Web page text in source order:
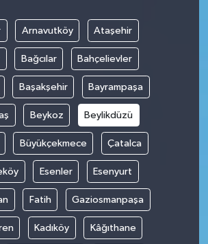
Arnavutköy Ataşehir
Bağcılar Bahçelievler
Başakşehir Bayrampaşa
Beykoz Beylikdüzü
Büyükçekmece Çatalca
Esenler Esenyurt
Fatih Gaziosmanpaşa
Kadıköy Kâğıthane